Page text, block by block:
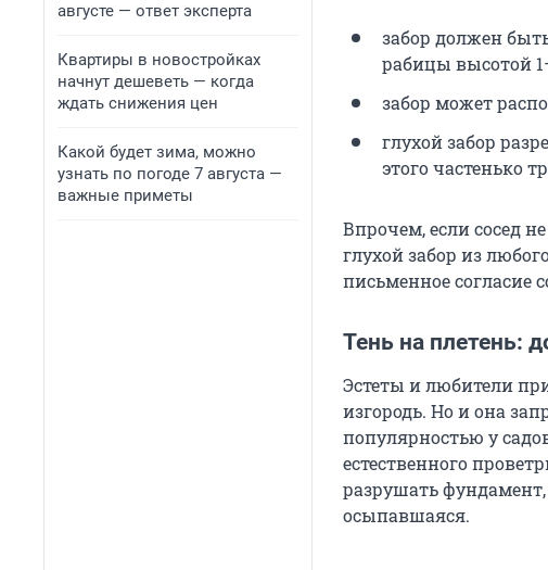
августе — ответ эксперта
Квартиры в новостройках
начнут дешеветь — когда
ждать снижения цен
Какой будет зима, можно
узнать по погоде 7 августа —
важные приметы
забор должен
рабицы высотой
забор может
глухой забор
этого частенько
Впрочем, если сосед
глухой забор из
письменное согласие
Тень на плетень:
Эстеты и любители
изгородь. Но и она
популярностью у
естественного
разрушать фундамент,
осыпавшаяся.